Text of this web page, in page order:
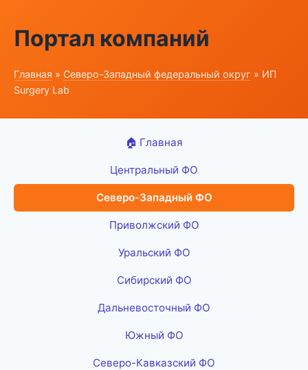
Портал компаний
Главная » Северо-Западный федеральный округ » ИП
Surgery Lab
🏠 Главная
Центральный ФО
Северо-Западный ФО
Приволжский ФО
Уральский ФО
Сибирский ФО
Дальневосточный ФО
Южный ФО
Северо-Кавказский ФО